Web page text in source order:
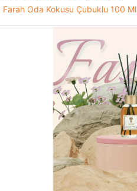
Farah Oda Kokusu Çubuklu 100 Ml